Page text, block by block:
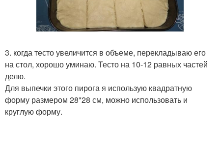
3. когда тесто увеличится в объеме, перекладываю его
на стол, хорошо уминаю. Тесто на 10-12 равных частей
делю.
Для выпечки этого пирога я использую квадратную
форму размером 28*28 см, можно использовать и
круглую форму.